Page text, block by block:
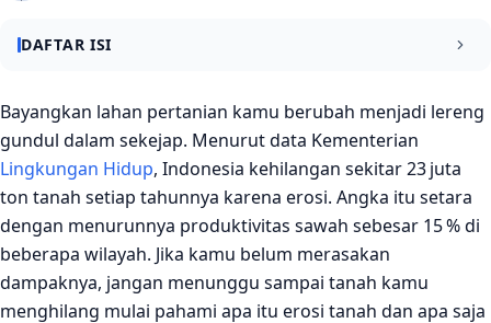
DAFTAR ISI
Apa Itu Erosi Tanah?
Penyebab Utama Erosi Tanah di Indonesia
Dampak Erosi Tanah Bagi Petani dan Lingkungan
Cara Mencegah Erosi Tanah Secara Praktis
Penutup
Bayangkan lahan pertanian kamu berubah menjadi lereng
gundul dalam sekejap. Menurut data Kementerian
Lingkungan Hidup, Indonesia kehilangan sekitar 23 juta
ton tanah setiap tahunnya karena erosi. Angka itu setara
dengan menurunnya produktivitas sawah sebesar 15 % di
beberapa wilayah. Jika kamu belum merasakan
dampaknya, jangan menunggu sampai tanah kamu
menghilang mulai pahami apa itu erosi tanah dan apa saja